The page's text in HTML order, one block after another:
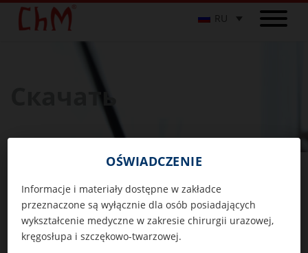
RU
Скачать
Каталог имплантатов
OŚWIADCZENIE
Informacje i materiały dostępne w zakładce
przeznaczone są wyłącznie dla osób posiadających
wykształcenie medyczne w zakresie chirurgii urazowej,
kręgosłupa i szczękowo-twarzowej.